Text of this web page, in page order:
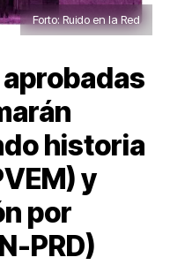
Forto: Ruido en la Red
historia
y
por
PRD)